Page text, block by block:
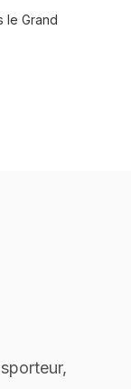
le Grand